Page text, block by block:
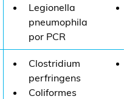
Legionella
pneumophila
por PCR
​Clostridium
perfringens
Coliformes